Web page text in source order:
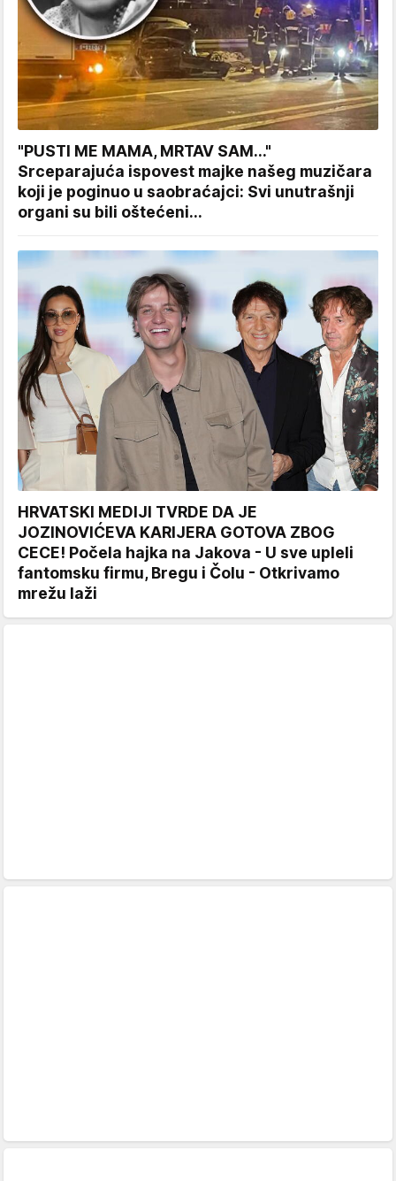
"PUSTI ME MAMA, MRTAV SAM..."
Srceparajuća ispovest majke našeg muzičara
koji je poginuo u saobraćajci: Svi unutrašnji
organi su bili oštećeni...
HRVATSKI MEDIJI TVRDE DA JE
JOZINOVIĆEVA KARIJERA GOTOVA ZBOG
CECE! Počela hajka na Jakova - U sve upleli
fantomsku firmu, Bregu i Čolu - Otkrivamo
mrežu laži